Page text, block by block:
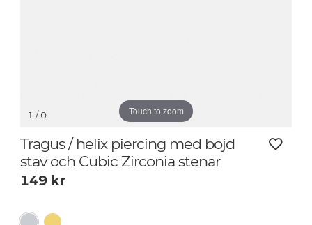
Touch to zoom
1 / 0
Tragus / helix piercing med böjd
stav och Cubic Zirconia stenar
149 kr